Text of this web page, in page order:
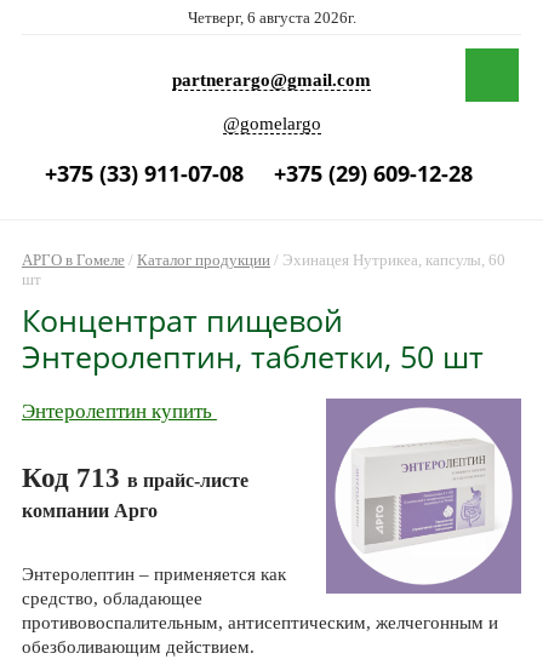
Четверг, 6 августа 2026г.
partnerargo@gmail.com
@gomelargo
+375 (33) 911-07-08 +375 (29) 609-12-28
АРГО в Гомеле/ Каталог продукции/ Эхинацея Нутрикеа, капсулы, 60
шт
Концентрат пищевой
Энтеролептин, таблетки, 50 шт
Энтеролептин купить
Код 713 в прайс-листе
компании Арго
Энтеролептин – применяется как
средство, обладающее
противовоспалительным, антисептическим, желчегонным и
обезболивающим действием.